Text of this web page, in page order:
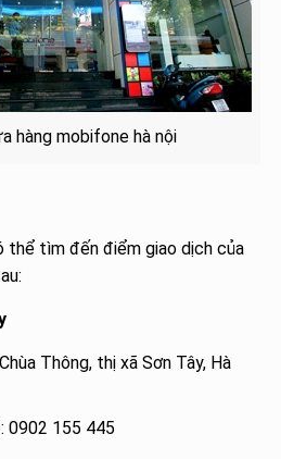
hàng mobifone hà nội
thể tìm đến điểm giao dịch của
Thông, thị xã Sơn Tây, Hà
0902 155 445